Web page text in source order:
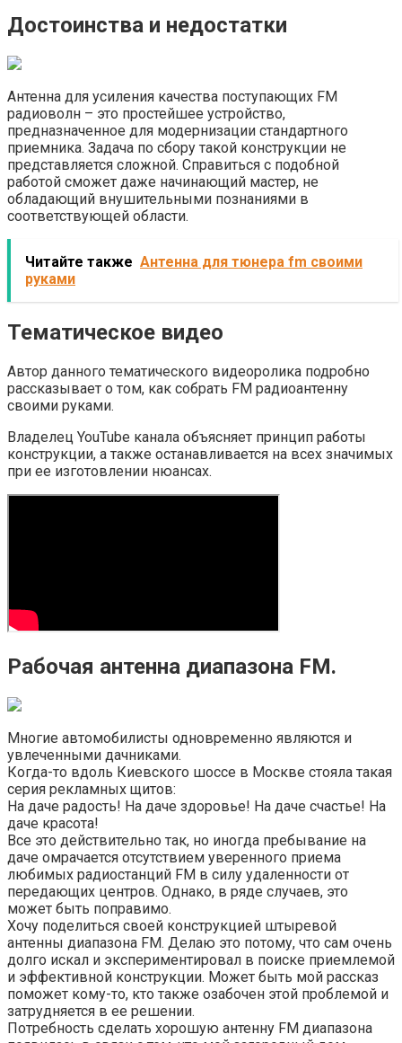
Достоинства и недостатки
Антенна для усиления качества поступающих FM
радиоволн – это простейшее устройство,
предназначенное для модернизации стандартного
приемника. Задача по сбору такой конструкции не
представляется сложной. Справиться с подобной
работой сможет даже начинающий мастер, не
обладающий внушительными познаниями в
соответствующей области.
Читайте также Антенна для тюнера fm своими
руками
Тематическое видео
Автор данного тематического видеоролика подробно
рассказывает о том, как собрать FM радиоантенну
своими руками.
Владелец YouTube канала объясняет принцип работы
конструкции, а также останавливается на всех значимых
при ее изготовлении нюансах.
Рабочая антенна диапазона FM.
Многие автомобилисты одновременно являются и
увлеченными дачниками.
Когда-то вдоль Киевского шоссе в Москве стояла такая
серия рекламных щитов:
На даче радость! На даче здоровье! На даче счастье! На
даче красота!
Все это действительно так, но иногда пребывание на
даче омрачается отсутствием уверенного приема
любимых радиостанций FM в силу удаленности от
передающих центров. Однако, в ряде случаев, это
может быть поправимо.
Хочу поделиться своей конструкцией штыревой
антенны диапазона FM. Делаю это потому, что сам очень
долго искал и экспериментировал в поиске приемлемой
и эффективной конструкции. Может быть мой рассказ
поможет кому-то, кто также озабочен этой проблемой и
затрудняется в ее решении.
Потребность сделать хорошую антенну FM диапазона